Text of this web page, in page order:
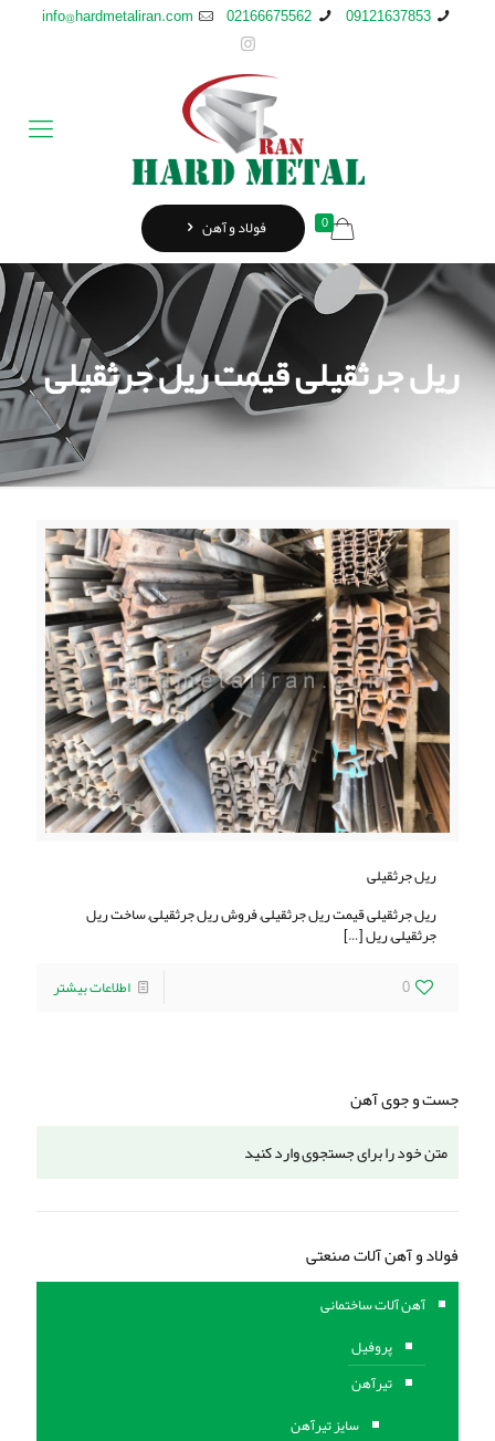
09121637853
02166675562
info@hardmetaliran.com
0 فولاد و آهن
ریل جرثقیلی قیمت ریل جرثقیلی
ریل جرثقیلی
ریل جرثقیلی قیمت ریل جرثقیلی, فروش ریل جرثقیلی, ساخت ریل
جرثقیلی, ریل[…]
0
اطلاعات بیشتر
جست و جوی آهن
فولاد و آهن آلات صنعتی
آهن آلات ساختمانی
پروفیل
تیرآهن
سایز تیرآهن